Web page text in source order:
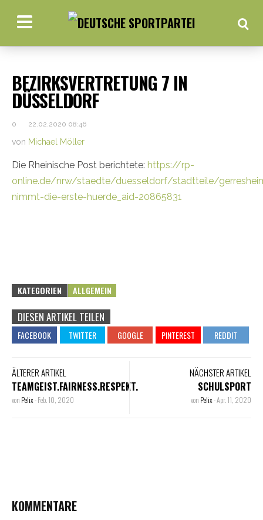
BEZIRKSVERTRETUNG 7 IN
DÜSSELDORF
0 22.02.2020 08:46
von Michael Möller
Die Rheinische Post berichtete: https://rp-
online.de/nrw/staedte/duesseldorf/stadtteile/
nimmt-die-erste-huerde_aid-20865831
KATEGORIEN ALLGEMEIN
DIESEN ARTIKEL TEILEN
ÄLTERER ARTIKEL
TEAMGEIST.FAIRNESS.RESPEKT.
von Pelix-Feb. 10, 2020
NÄCHSTER ARTIKEL
SCHULSPORT
von Pelix-Apr. 11, 2020
KOMMENTARE